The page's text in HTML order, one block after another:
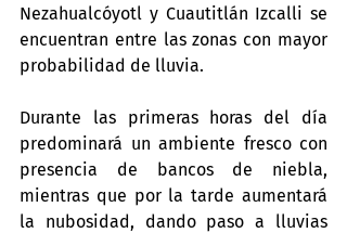
Nezahualcóyotl y Cuautitlán Izcalli se
encuentran entre las zonas con mayor
probabilidad de lluvia.
Durante las primeras horas del día
predominará un ambiente fresco con
presencia de bancos de niebla,
mientras que por la tarde aumentará
la nubosidad, dando paso a lluvias